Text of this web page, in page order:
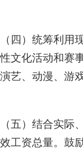
（四）统筹利
性文化活动和赛
演艺、动漫、游
（五）结合实
效工资总量。鼓